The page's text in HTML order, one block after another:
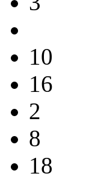
10
16
2
8
18